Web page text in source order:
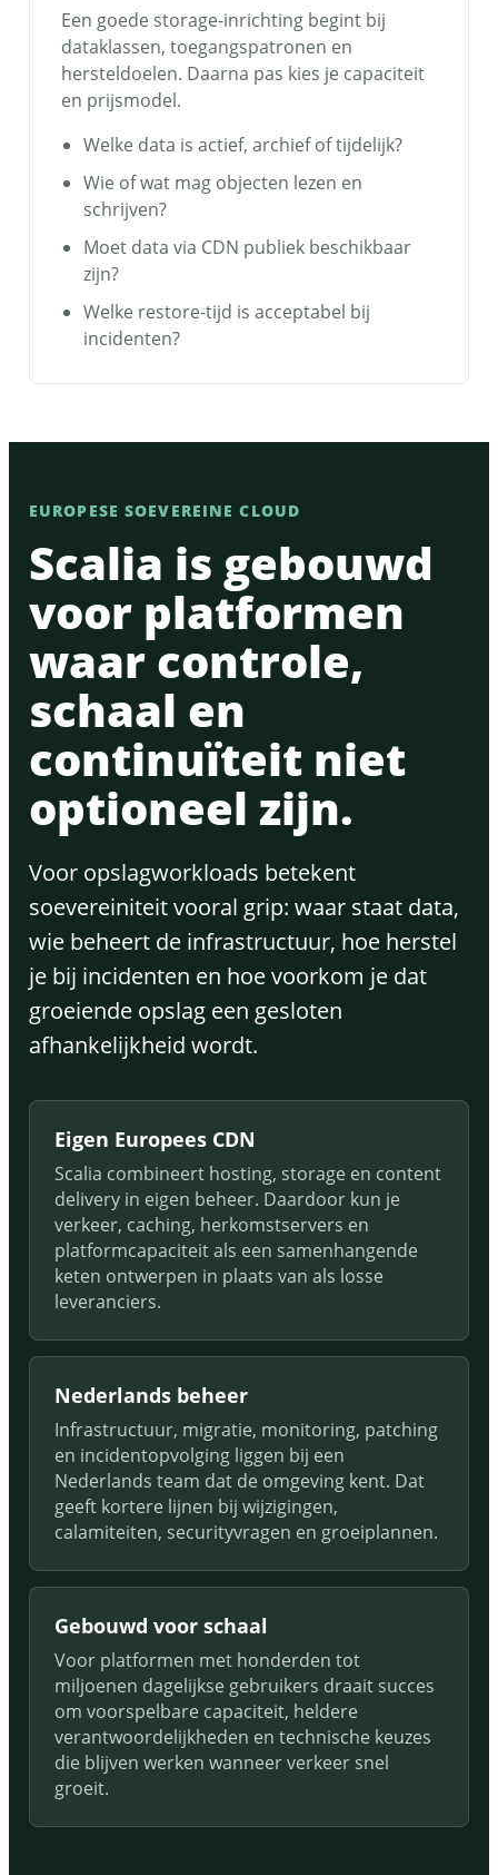
Een goede storage-inrichting begint bij
dataklassen, toegangspatronen en
hersteldoelen. Daarna pas kies je capaciteit
en prijsmodel.
Welke data is actief, archief of tijdelijk?
Wie of wat mag objecten lezen en
schrijven?
Moet data via CDN publiek beschikbaar
zijn?
Welke restore-tijd is acceptabel bij
incidenten?
EUROPESE SOEVEREINE CLOUD
Scalia is gebouwd
voor platformen
waar controle,
schaal en
continuïteit niet
optioneel zijn.
Voor opslagworkloads betekent
soevereiniteit vooral grip: waar staat data,
wie beheert de infrastructuur, hoe herstel
je bij incidenten en hoe voorkom je dat
groeiende opslag een gesloten
afhankelijkheid wordt.
Eigen Europees CDN
Scalia combineert hosting, storage en content
delivery in eigen beheer. Daardoor kun je
verkeer, caching, herkomstservers en
platformcapaciteit als een samenhangende
keten ontwerpen in plaats van als losse
leveranciers.
Nederlands beheer
Infrastructuur, migratie, monitoring, patching
en incidentopvolging liggen bij een
Nederlands team dat de omgeving kent. Dat
geeft kortere lijnen bij wijzigingen,
calamiteiten, securityvragen en groeiplannen.
Gebouwd voor schaal
Voor platformen met honderden tot
miljoenen dagelijkse gebruikers draait succes
om voorspelbare capaciteit, heldere
verantwoordelijkheden en technische keuzes
die blijven werken wanneer verkeer snel
groeit.